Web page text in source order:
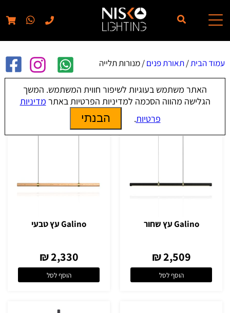
עמוד הבית/תאורת פנים/ מנורות תלייה
מנורות תלייה
Galino עץ שחור
2,509 ₪
הוסף לסל
Galino עץ טבעי
2,330 ₪
הוסף לסל
האתר משתמש בעוגיות לשיפור חווית המשתמש. המשך
הגלישה מהווה הסכמה למדיניות הפרטיות באתר מדיניות
פרטיות. הבנתי